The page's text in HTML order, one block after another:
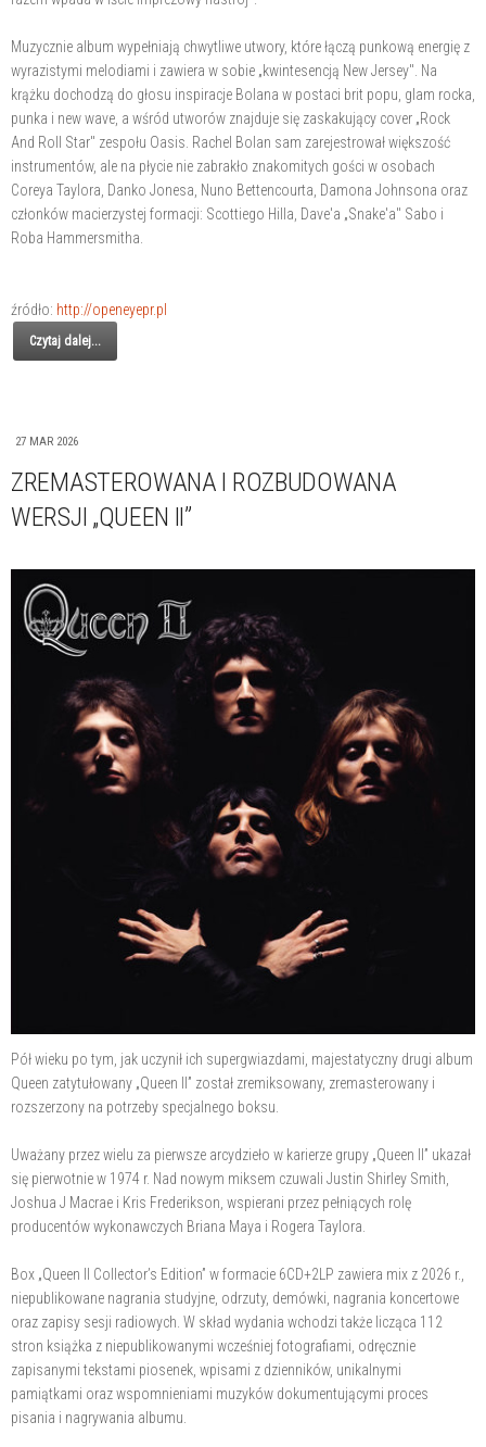
Muzycznie album wypełniają chwytliwe utwory, które łączą punkową energię z
wyrazistymi melodiami i zawiera w sobie „kwintesencją New Jersey". Na
krążku dochodzą do głosu inspiracje Bolana w postaci brit popu, glam rocka,
punka i new wave, a wśród utworów znajduje się zaskakujący cover „Rock
And Roll Star" zespołu Oasis. Rachel Bolan sam zarejestrował większość
instrumentów, ale na płycie nie zabrakło znakomitych gości w osobach
Coreya Taylora, Danko Jonesa, Nuno Bettencourta, Damona Johnsona oraz
członków macierzystej formacji: Scottiego Hilla, Dave'a „Snake'a" Sabo i
Roba Hammersmitha.
źródło: http://openeyepr.pl
Czytaj dalej...
27 MAR 2026
ZREMASTEROWANA I ROZBUDOWANA
WERSJI „QUEEN II”
Pół wieku po tym, jak uczynił ich supergwiazdami, majestatyczny drugi album
Queen zatytułowany „Queen II” został zremiksowany, zremasterowany i
rozszerzony na potrzeby specjalnego boksu.
Uważany przez wielu za pierwsze arcydzieło w karierze grupy „Queen II” ukazał
się pierwotnie w 1974 r. Nad nowym miksem czuwali Justin Shirley Smith,
Joshua J Macrae i Kris Frederikson, wspierani przez pełniących rolę
producentów wykonawczych Briana Maya i Rogera Taylora.
Box „Queen II Collector’s Edition” w formacie 6CD+2LP zawiera mix z 2026 r.,
niepublikowane nagrania studyjne, odrzuty, demówki, nagrania koncertowe
oraz zapisy sesji radiowych. W skład wydania wchodzi także licząca 112
stron książka z niepublikowanymi wcześniej fotografiami, odręcznie
zapisanymi tekstami piosenek, wpisami z dzienników, unikalnymi
pamiątkami oraz wspomnieniami muzyków dokumentującymi proces
pisania i nagrywania albumu.